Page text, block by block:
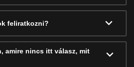
feliratkozni?
amire nincs itt válasz, mit